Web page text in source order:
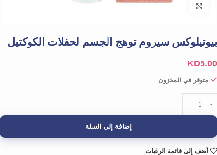
بيوتيلوكس سيروم توهج الجسم لحفلات الكوكتيل
KD5.00
متوفر في المخزون
إضافة إلى السلة
أضف إلى قائمة الرغبات